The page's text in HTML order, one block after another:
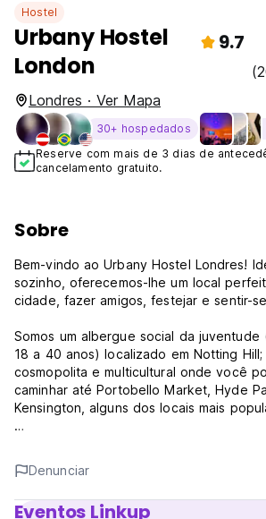
Hostel
Urbany Hostel
London
9.7
Londres · Ver Mapa
30+ hospedados
Reserve com mais de 3 dias de
cancelamento gratuito.
Sobre
Bem-vindo ao Urbany Hostel Londres!
sozinho, oferecemos-lhe um local
cidade, fazer amigos, festejar e sentir-
Somos um albergue social da juventude
18 a 40 anos) localizado em Notting Hill;
cosmopolita e multicultural onde você
caminhar até Portobello Market, Hyde
Kensington, alguns dos locais mais
1800, oferece um acolhedor salão social,
totalmente equipada, amplo terraço
refeições interior. Somos o equilíbrio
festejar e/ou trabalhar. Para quem viaja
Denunciar
Eventos Linkup